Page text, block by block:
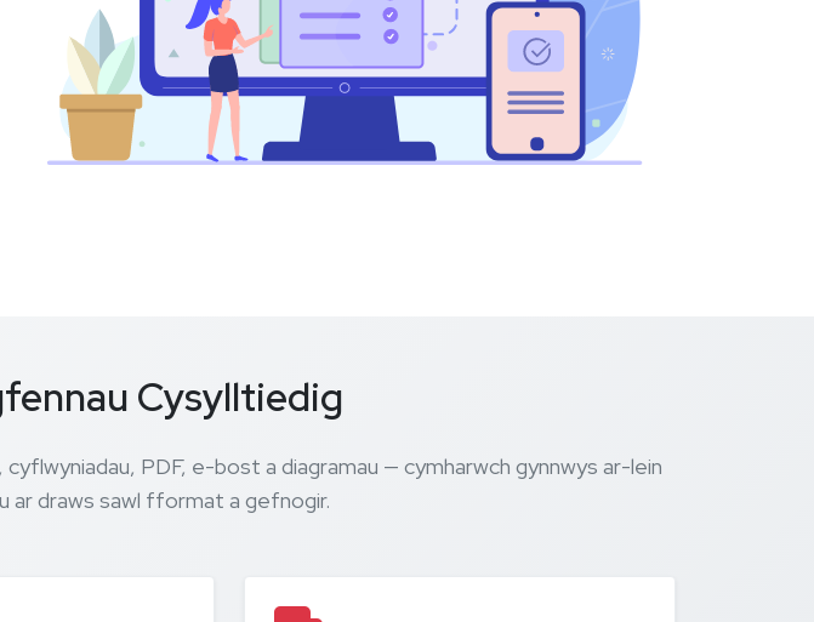
Cysylltiedig
PDF, e-bost a diagramau — cymharwch gynnwys ar-lein
ar draws sawl fformat a gefnogir.